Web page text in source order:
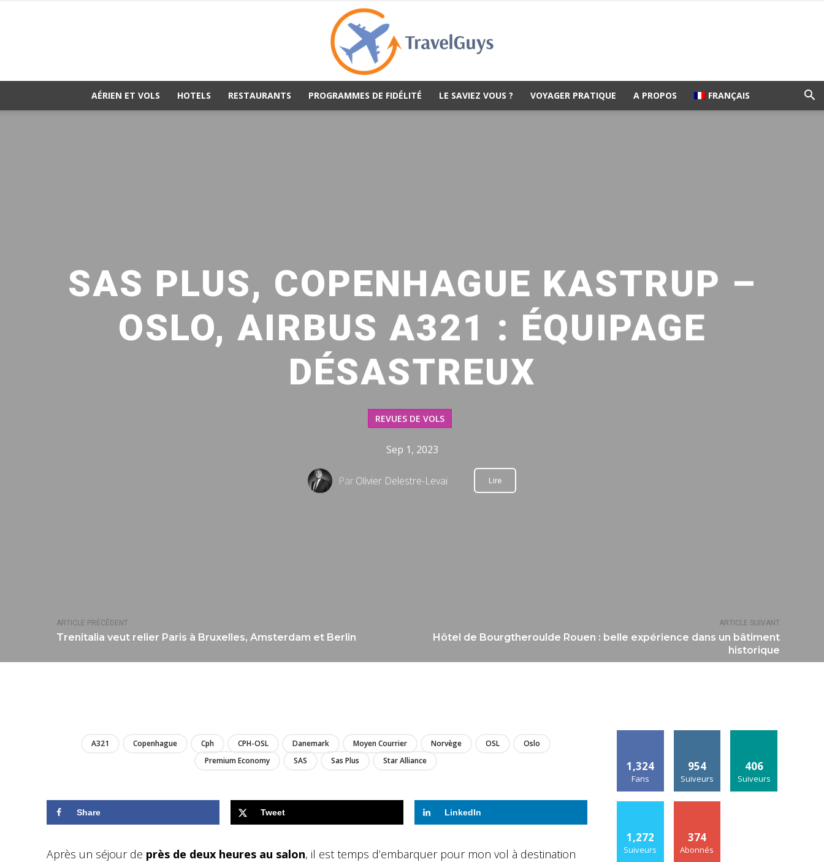
AÉRIEN ET VOLS HOTELS RESTAURANTS PROGRAMMES DE FIDÉLITÉ LE SAVIEZ VOUS ? VOYAGER PRATIQUE A PROPOS FRANÇAIS
ARTICLE PRÉCÉDENT
Trenitalia veut relier Paris à Bruxelles, Amsterdam et Berlin
ARTICLE SUIVANT
Hôtel de Bourgtheroulde Rouen : belle expérience dans un bâtiment
historique
SAS PLUS, COPENHAGUE KASTRUP –
OSLO, AIRBUS A321 : ÉQUIPAGE
DÉSASTREUX
REVUES DE VOLS
Sep 1, 2023
ParOlivier Delestre-Levai Lire
A321 Copenhague Cph CPH-OSL Danemark Moyen Courrier Norvège OSL
Oslo
Premium Economy
SAS Sas Plus Star Alliance
Share Tweet LinkedIn
Après un séjour de près de deux heures au salon, il est temps d’embarquer pour mon vol à destination
1,324
Fans
954
Suiveurs
406
Suiveurs
1,272
Suiveurs
374
Abonnés